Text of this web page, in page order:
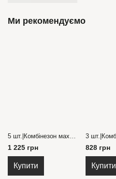
Ми рекомендуємо
1 225 грн
Купити
828 грн
Купити